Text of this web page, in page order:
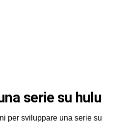
serie su hulu
per sviluppare una serie su